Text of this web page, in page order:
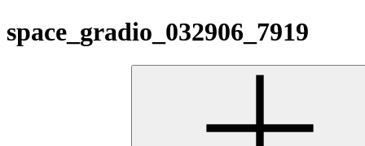
space_gradio_032906_7919